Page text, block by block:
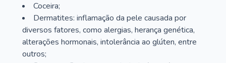
Coceira;
Dermatites: inflamação da pele causada por
diversos fatores, como alergias, herança genética,
alterações hormonais, intolerância ao glúten, entre
outros;